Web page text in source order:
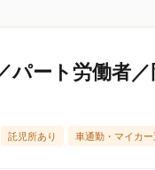
パート労働者
託児所あり 車通勤・マイカ